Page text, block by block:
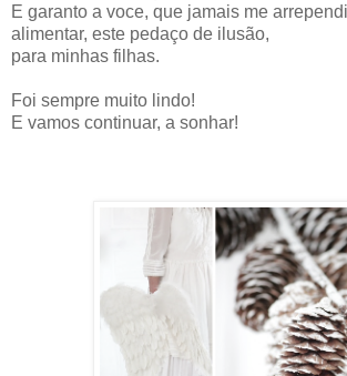
E garanto a voce, que jamais me
alimentar, este pedaço de ilusão,
para minhas filhas.
Foi sempre muito lindo!
E vamos continuar, a sonhar!